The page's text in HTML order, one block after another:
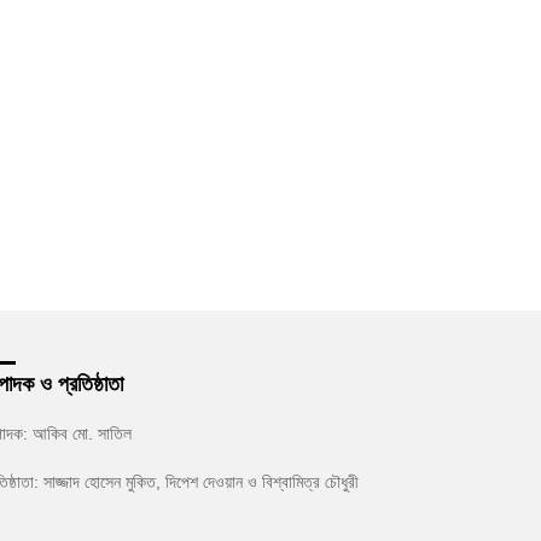
ও প্রতিষ্ঠাতা
আকিব মো. সাতিল
সাজ্জাদ হোসেন মুকিত, দিপেশ দেওয়ান ও বিশ্বামিত্র চৌধুরী